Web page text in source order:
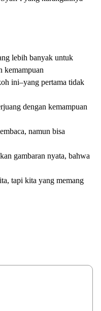
lebih banyak untuk
kemampuan
ini–yang pertama tidak
dengan kemampuan
namun bisa
gambaran nyata, bahwa
tapi kita yang memang